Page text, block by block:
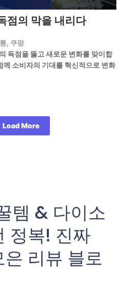
점의 막을 내리다
, 쿠팡
독점을 뚫고 새로운 변화를 맞이합
께 소비자의 기대를 혁신적으로 변화
Load More
템 & 다이소
정복! 진짜
리뷰 블로